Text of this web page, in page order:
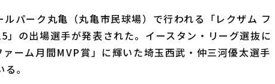
パーク丸亀（丸亀市民球場）で行われる「レクザム フ
」の出場選手が発表された。イースタン・リーグ選抜に
ーム月間MVP賞」に輝いた埼玉西武・仲三河優太選手
。